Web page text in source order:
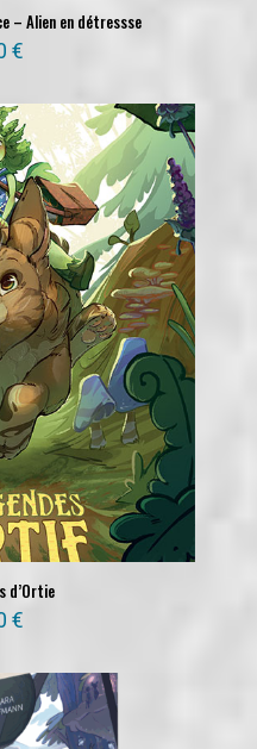
– Alien en détressse
€
d’Ortie
€